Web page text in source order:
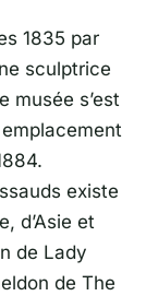
1835 par
sculptrice
musée s’est
existe
d’Asie et
de Lady
de The